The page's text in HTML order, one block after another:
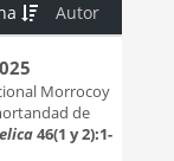
Autor
Morrocoy
de
46(1 y 2):1-